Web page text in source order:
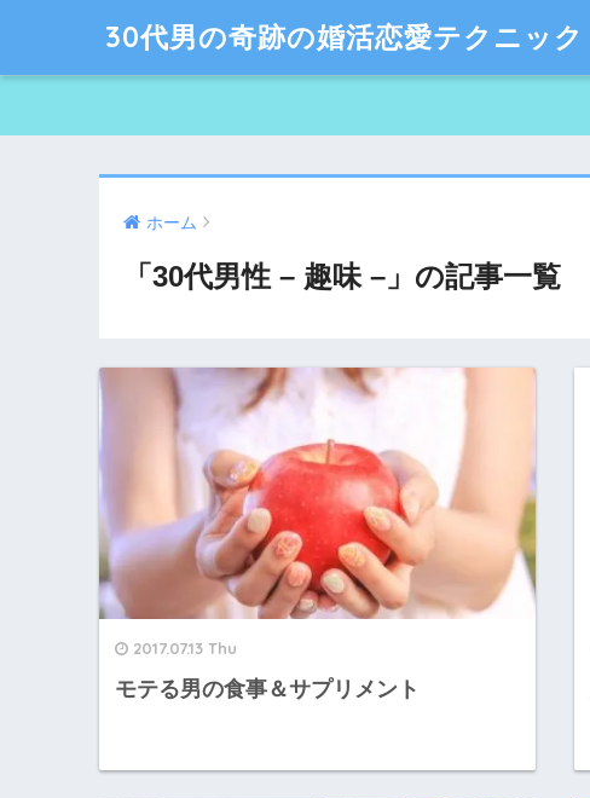
30代男の奇跡の婚活恋愛テクニック
ホーム
「30代男性 – 趣味 –」の記事一覧
2017.07.13 Thu
モテる男の食事＆サプリメント